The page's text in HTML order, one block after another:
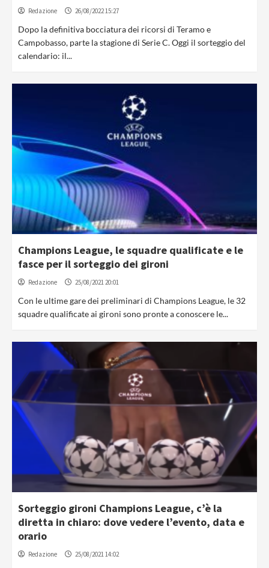
Redazione 26/08/2022 15:27
Dopo la definitiva bocciatura dei ricorsi di Teramo e
Campobasso, parte la stagione di Serie C. Oggi il sorteggio del
calendario: il...
Champions League, le squadre qualificate e le
fasce per il sorteggio dei gironi
Redazione 25/08/2021 20:01
Con le ultime gare dei preliminari di Champions League, le 32
squadre qualificate ai gironi sono pronte a conoscere le...
Sorteggio gironi Champions League, c’è la
diretta in chiaro: dove vedere l’evento, data e
orario
Redazione 25/08/2021 14:02